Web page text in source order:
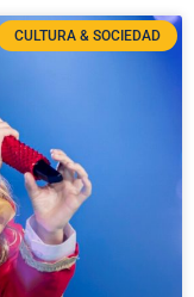
CULTURA & SOCIEDAD